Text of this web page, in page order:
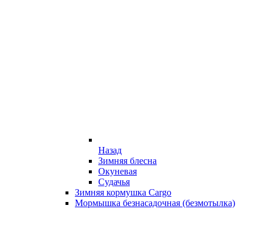
Назад
Зимняя блесна
Окуневая
Судачья
Зимняя кормушка Cargo
Мормышка безнасадочная (безмотылка)